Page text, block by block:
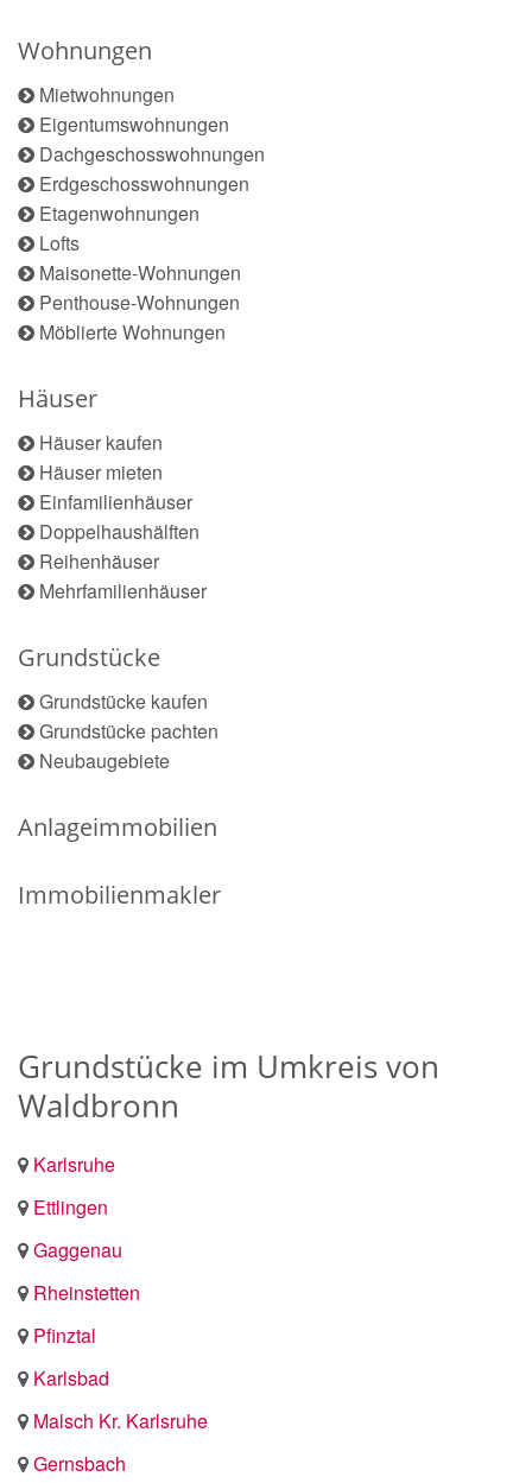
Wohnungen
Mietwohnungen
Eigentumswohnungen
Dachgeschosswohnungen
Erdgeschosswohnungen
Etagenwohnungen
Lofts
Maisonette-Wohnungen
Penthouse-Wohnungen
Möblierte Wohnungen
Häuser
Häuser kaufen
Häuser mieten
Einfamilienhäuser
Doppelhaushälften
Reihenhäuser
Mehrfamilienhäuser
Grundstücke
Grundstücke kaufen
Grundstücke pachten
Neubaugebiete
Anlageimmobilien
Immobilienmakler
Grundstücke im Umkreis von
Waldbronn
Karlsruhe
Ettlingen
Gaggenau
Rheinstetten
Pfinztal
Karlsbad
Malsch Kr. Karlsruhe
Gernsbach